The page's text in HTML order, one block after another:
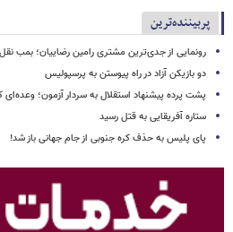
پربیننده‌ترین
رونمایی از جدی‌ترین مشتری رامین رضاییان؛ بمب
دو بازیکن آزاد در راه پیوستن به پرسپولیس
پشت پرده پیشنهاد استقلال به سردار آزمون؛ وعده‌ای
ستاره آفریقایی به قتل رسید
پای پلیس به حذف کره جنوبی از جام جهانی باز شد!